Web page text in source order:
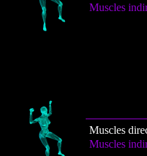
Muscles
Muscles
Muscles